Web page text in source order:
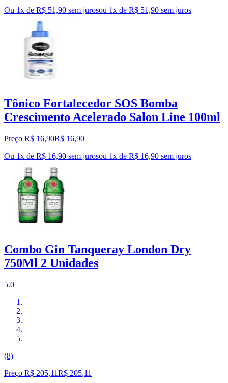
Ou 1x de R$ 51,90 sem jurosou 1x de R$ 51,90 sem juros
Tônico Fortalecedor SOS Bomba
Crescimento Acelerado Salon Line 100ml
Preço R$ 16,90R$ 16,90
Ou 1x de R$ 16,90 sem jurosou 1x de R$ 16,90 sem juros
Combo Gin Tanqueray London Dry
750Ml 2 Unidades
5.0
(8)
Preço R$ 205,11R$ 205,11